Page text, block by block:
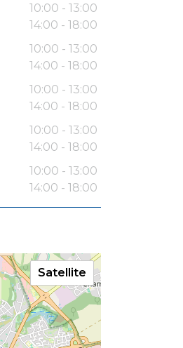
10:00 - 13:00
14:00 - 18:00
10:00 - 13:00
14:00 - 18:00
10:00 - 13:00
14:00 - 18:00
10:00 - 13:00
14:00 - 18:00
10:00 - 13:00
14:00 - 18:00
Satellite